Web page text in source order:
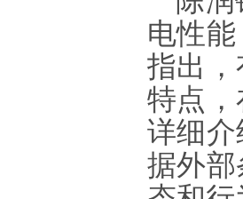
电性
指出
特点
详细
据外